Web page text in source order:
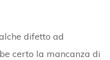
difetto ad
certo la mancanza di